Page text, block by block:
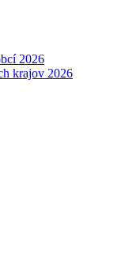
2026
krajov 2026